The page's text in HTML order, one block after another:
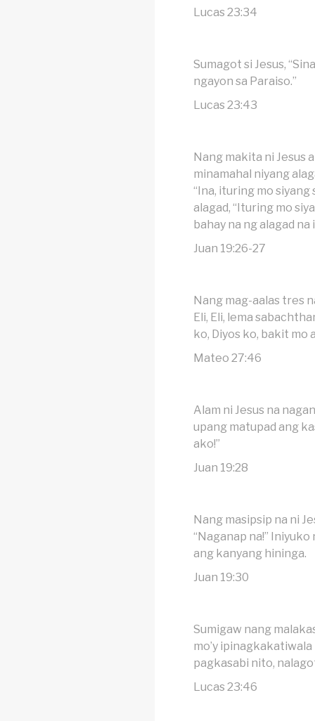
Lucas 23:34
Sumagot si Jesus,
ngayon sa Paraiso.”
Lucas 23:43
Nang makita ni Jesus
minamahal niyang
“Ina, ituring mo siyang
alagad, “Ituring mo
bahay na ng alagad
Juan 19:26-27
Nang mag-aalas tres
Eli, Eli, lema
ko, Diyos ko, bakit mo
Mateo 27:46
Alam ni Jesus na
upang matupad ang
ako!”
Juan 19:28
Nang masipsip na ni
“Naganap na!”
ang kanyang hininga.
Juan 19:30
Sumigaw nang
mo’y
pagkasabi nito,
Lucas 23:46